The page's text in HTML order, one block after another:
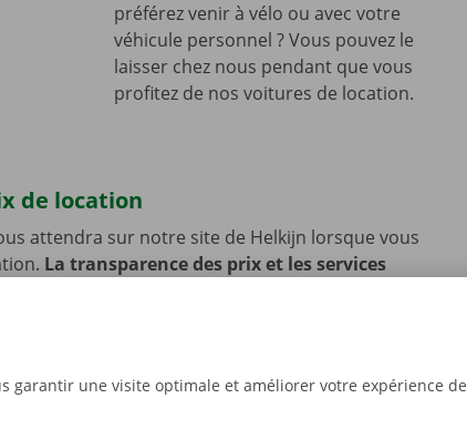
préférez venir à vélo ou avec votre
véhicule personnel ? Vous pouvez le
laisser chez nous pendant que vous
profitez de nos voitures de location.
de location
attendra sur notre site de Helkijn lorsque vous
La transparence des prix et les services
d’un service de dépannage disponible 24 h/24 et 7
garantir une visite optimale et améliorer votre expérience de